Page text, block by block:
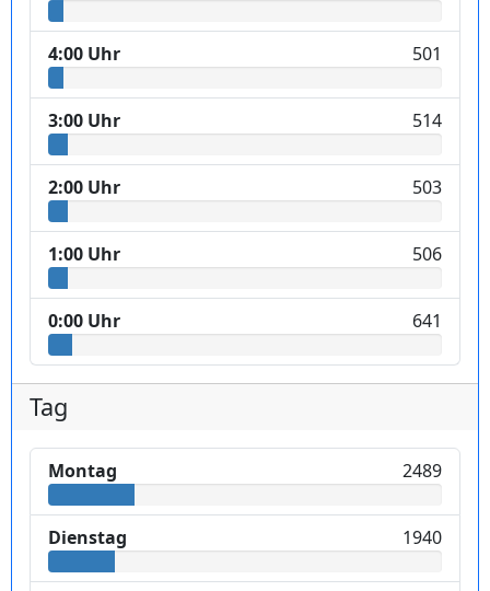
4:00 Uhr 501
3:00 Uhr 514
2:00 Uhr 503
1:00 Uhr 506
0:00 Uhr 641
Tag
Montag 2489
Dienstag 1940